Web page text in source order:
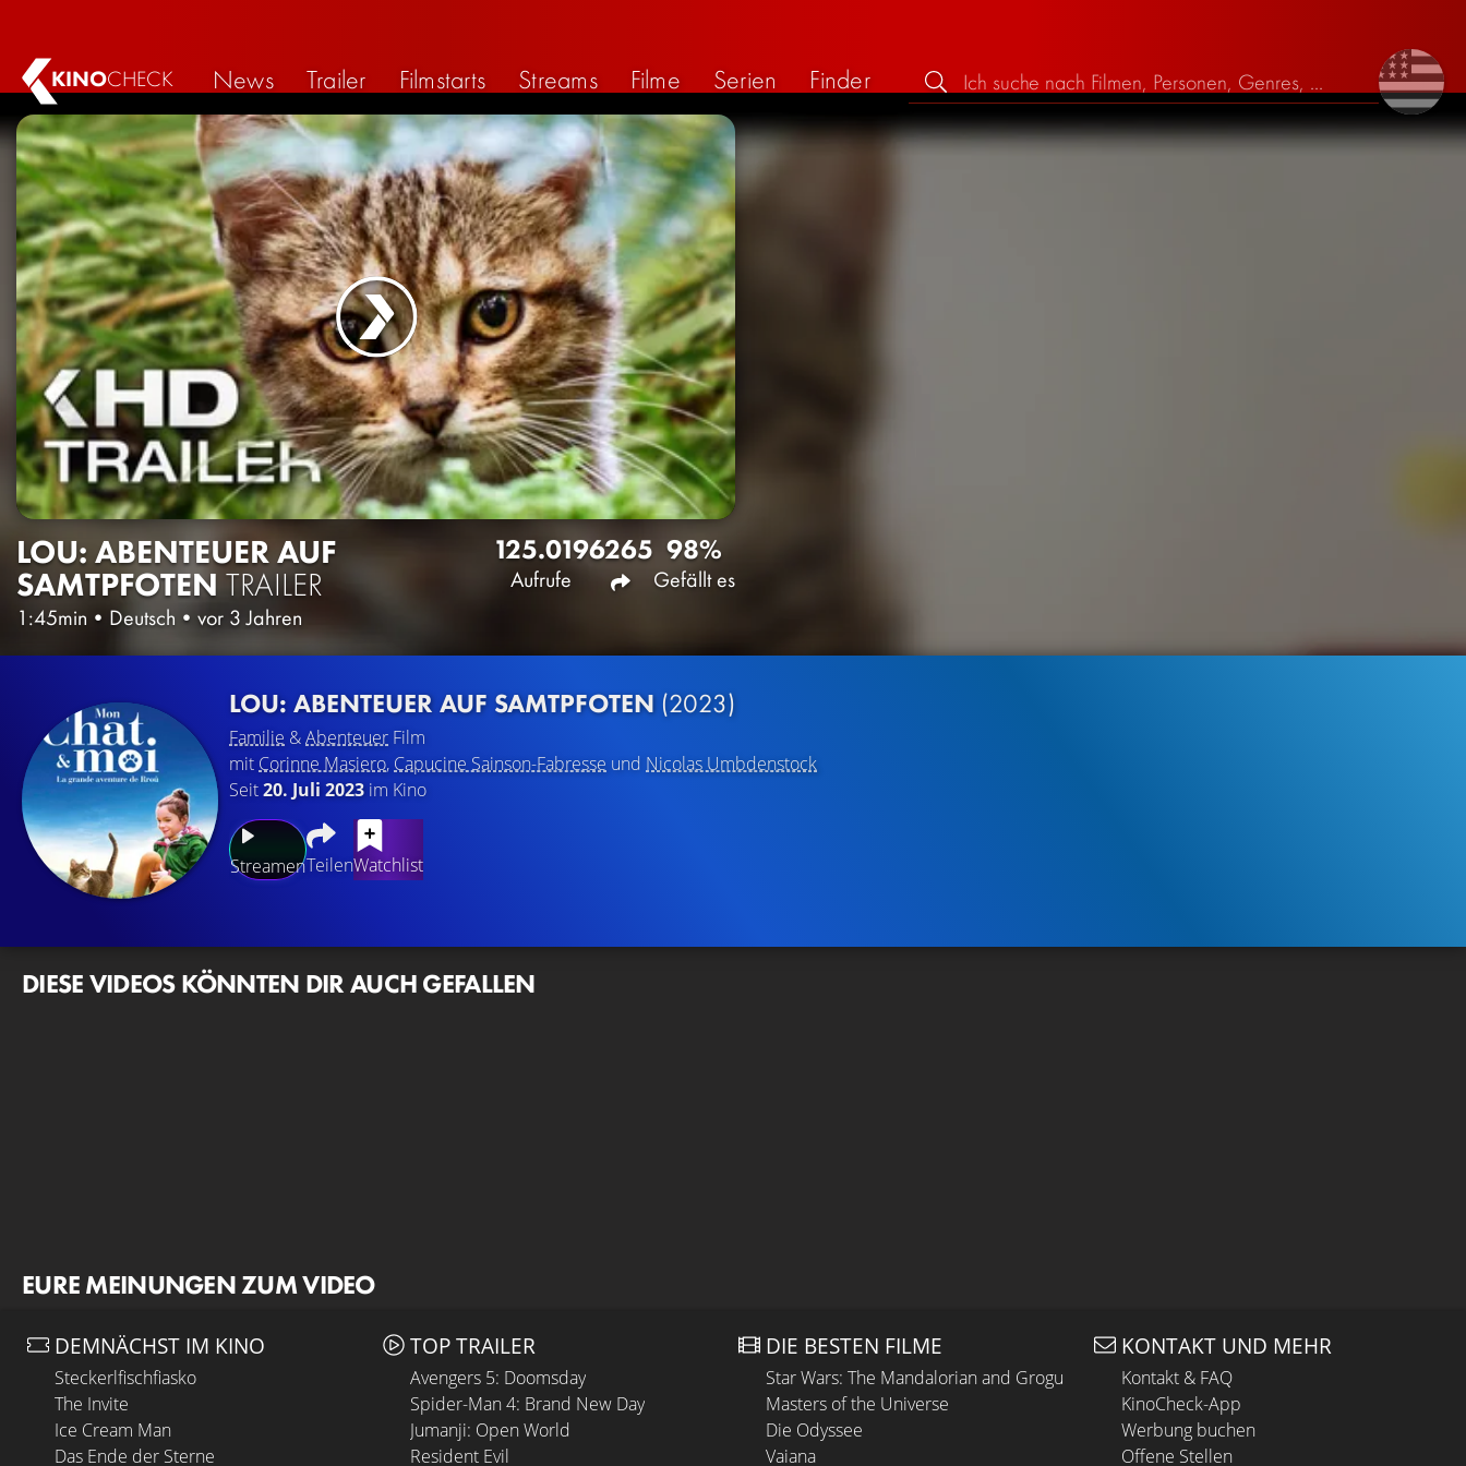
KINOCHECK News Trailer Filmstarts Streams Filme Serien Finder
LOU: ABENTEUER AUF
SAMTPFOTEN TRAILER
1:45min • Deutsch • vor 3 Jahren
125.019
Aufrufe
6265 98%
Gefällt es
LOU: ABENTEUER AUF SAMTPFOTEN (2023)
Familie &Abenteuer Film
mit Corinne Masiero, Capucine Sainson-Fabresse und Nicolas Umbdenstock
Seit20. Juli 2023im Kino
StreamenTeilenWatchlist
DIESE VIDEOS KÖNNTEN DIR AUCH GEFALLEN
EURE MEINUNGEN ZUM VIDEO
DEMNÄCHST IM KINO
Steckerlfischfiasko
The Invite
Ice Cream Man
Das Ende der Sterne
TOP TRAILER
Avengers 5: Doomsday
Spider-Man 4: Brand New Day
Jumanji: Open World
Resident Evil
DIE BESTEN FILME
Star Wars: The Mandalorian and Grogu
Masters of the Universe
Die Odyssee
Vaiana
KONTAKT UND MEHR
Kontakt & FAQ
KinoCheck-App
Werbung buchen
Offene Stellen